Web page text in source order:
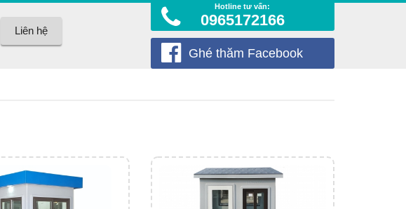
Liên hệ
Hotline tư vấn:
0965172166
Ghé thăm Facebook